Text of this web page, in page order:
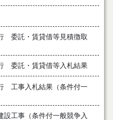
委託・賃貸借等見積徴取
委託・賃貸借等入札結果
工事入札結果（条件付一
工事（条件付一般競争入